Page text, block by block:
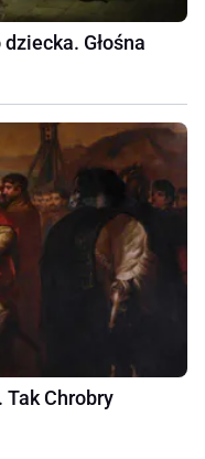
Głośna
Tak Chrobry